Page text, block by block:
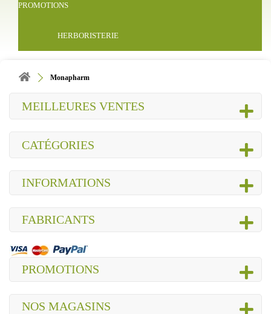
PROMOTIONS
HERBORISTERIE
Monapharm
MEILLEURES VENTES
CATÉGORIES
INFORMATIONS
FABRICANTS
PROMOTIONS
NOS MAGASINS